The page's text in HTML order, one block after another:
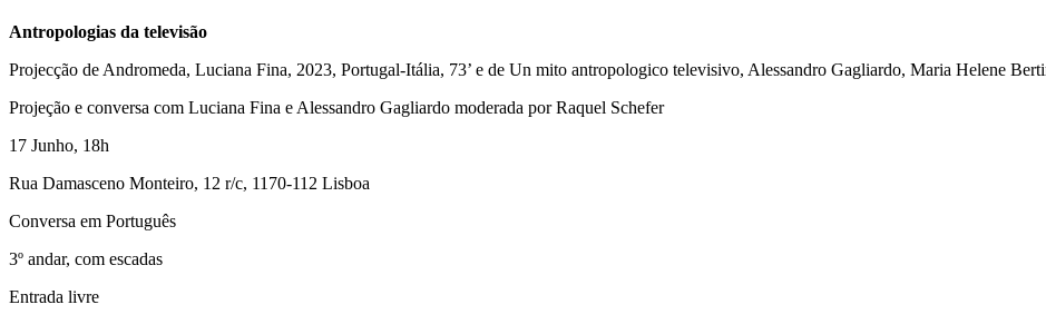
Antropologias da televisão
Projecção de Andromeda, Luciana Fina, 2023, Portugal-Itália, 73’ e de Un mito antropologico televisivo, Alessandro Gagliardo, Maria Helene
Projeção e conversa com Luciana Fina e Alessandro Gagliardo moderada por Raquel Schefer
17 Junho, 18h
Rua Damasceno Monteiro, 12 r/c, 1170-112 Lisboa
Conversa em Português
3º andar, com escadas
Entrada livre